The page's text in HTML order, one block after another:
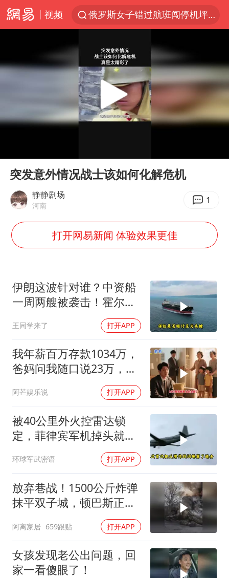
视频
俄罗斯女子错过航班闯停机坪拦飞机
多家A股公司收到美国关税退款
视频丨中国东方电气集团原党组副书记、董事宋致远被查
香港宏福苑火灾或由烟头引起
浙江台州《告全体市民书》
几元成本的AI广告导致千万市值蒸发
Play
突发意外情况战士该如何化解危机
静静剧场
河南 1
打开网易新闻 体验效果更佳
伊朗这波针对谁？中资船
一周两艘被袭击！霍尔木
兹海峡的“安全走廊”神话
彻底破灭！
王同学来了 打开APP
我年薪百万存款1034万，
爸妈问我随口说23万，结
阿芒娱乐说 打开APP
被40公里外火控雷达锁
定，菲律宾军机掉头就
跑，欧盟1500万也救不了
场
环球军武密语 打开APP
放弃巷战！1500公斤炸弹
抹平双子城，顿巴斯正变
阿离家居 659跟贴 打开APP
女孩发现老公出问题，回
家一看傻眼了！